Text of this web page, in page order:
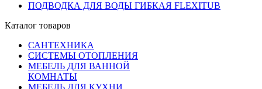
ПОДВОДКА ДЛЯ ВОДЫ ГИБКАЯ FLEXITUB
Каталог товаров
САНТЕХНИКА
СИСТЕМЫ ОТОПЛЕНИЯ
МЕБЕЛЬ ДЛЯ ВАННОЙ
КОМНАТЫ
МЕБЕЛЬ ДЛЯ КУХНИ